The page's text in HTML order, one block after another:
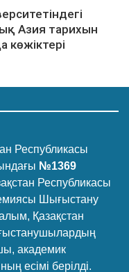
Азия тарихын
көжіктері
Республикасы
№1369
Республикасы
Шығыстану
Қазақстан
академик
есімі берілді.